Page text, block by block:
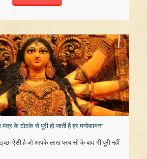
के टोटके से पूरी हो जाती है हर मनोकामना
ऐसी है जो आपके लाख प्रयासों के बाद भी पूरी नहीं